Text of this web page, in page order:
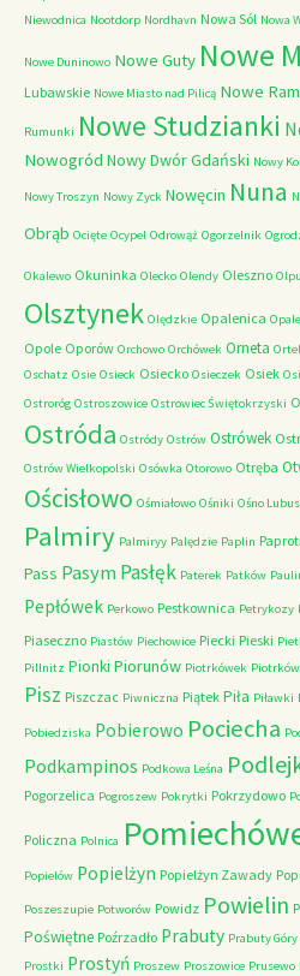
Niewodnica Nootdorp Nordhavn Nowa Sól Nowa
Nowe Duninowo Nowe Guty Nowe
Lubawskie Nowe Miasto nad Pilicą Nowe
Rumunki Nowe Studzianki
Nowogród Nowy Dwór Gdański Nowy
Nowy Troszyn Nowy Zyck Nowęcin Nuna
Obrąb Ocięte Ocypel Odrowąż Ogorzelnik
Okalewo Okuninka Olecko Olendy Oleszno
Olsztynek Olędzkie Opalenica
Opole Oporów Orchowo Orchówek Orneta Ortel
Oschatz Osie Osieck Osiecko Osieczek Osiek
Ostroróg Ostroszowice Ostrowiec Świętokrzyski
Ostróda Ostródy Ostrów Ostrówek
Ostrów Wielkopolski Osówka Otorowo Otręba
Ościsłowo Ośmiałowo Ośniki Ośno
Palmiry Palmiryy Palędzie Paplin
Pass PasymPasłęk Paterek Patków
Pepłówek Perkowo Pestkownica Petrykozy
Piaseczno Piastów Piechowice Piecki Pieski
Pillnitz Pionki Piorunów Piotrkówek
Pisz Piszczac Piwniczna Piątek Piła Piławki
Pobiedziska Pobierowo Pociecha
Podkampinos Podkowa Leśna
Pogorzelica Pogroszew Pokrytki Pokrzydowo
Policzna Polnica
Popielów Popielżyn Popielżyn Zawady
Poszeszupie Potworów Powidz Powielin
Poświętne Poźrzadło Prabuty Prabuty Góry
Prostki Prostyń Proszew Proszowice Prusewo